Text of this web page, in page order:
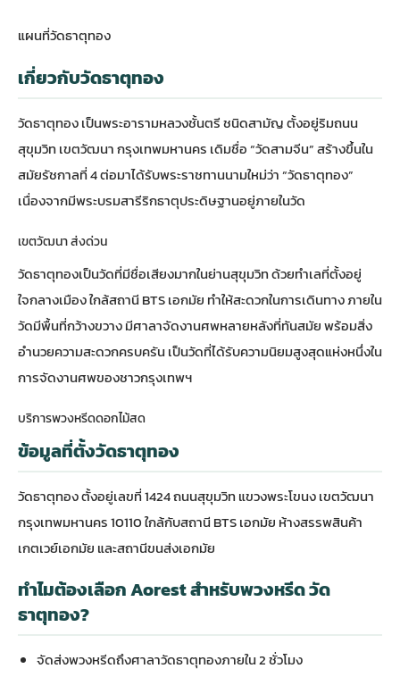
แผนที่วัดธาตุทอง
เกี่ยวกับวัดธาตุทอง
วัดธาตุทอง เป็นพระอารามหลวงชั้นตรี ชนิดสามัญ ตั้งอยู่ริมถนน
สุขุมวิท เขตวัฒนา กรุงเทพมหานคร เดิมชื่อ “วัดสามจีน” สร้างขึ้นใน
สมัยรัชกาลที่ 4 ต่อมาได้รับพระราชทานนามใหม่ว่า “วัดธาตุทอง”
เนื่องจากมีพระบรมสารีริกธาตุประดิษฐานอยู่ภายในวัด
เขตวัฒนา ส่งด่วน
วัดธาตุทองเป็นวัดที่มีชื่อเสียงมากในย่านสุขุมวิท ด้วยทำเลที่ตั้งอยู่
ใจกลางเมือง ใกล้สถานี BTS เอกมัย ทำให้สะดวกในการเดินทาง ภายใน
วัดมีพื้นที่กว้างขวาง มีศาลาจัดงานศพหลายหลังที่ทันสมัย พร้อมสิ่ง
อำนวยความสะดวกครบครัน เป็นวัดที่ได้รับความนิยมสูงสุดแห่งหนึ่งใน
การจัดงานศพของชาวกรุงเทพฯ
บริการพวงหรีดดอกไม้สด
ข้อมูลที่ตั้งวัดธาตุทอง
วัดธาตุทอง ตั้งอยู่เลขที่ 1424 ถนนสุขุมวิท แขวงพระโขนง เขตวัฒนา
กรุงเทพมหานคร 10110 ใกล้กับสถานี BTS เอกมัย ห้างสรรพสินค้า
เกตเวย์เอกมัย และสถานีขนส่งเอกมัย
ทำไมต้องเลือก Aorest สำหรับพวงหรีด วัด
ธาตุทอง?
จัดส่งพวงหรีดถึงศาลาวัดธาตุทองภายใน 2 ชั่วโมง